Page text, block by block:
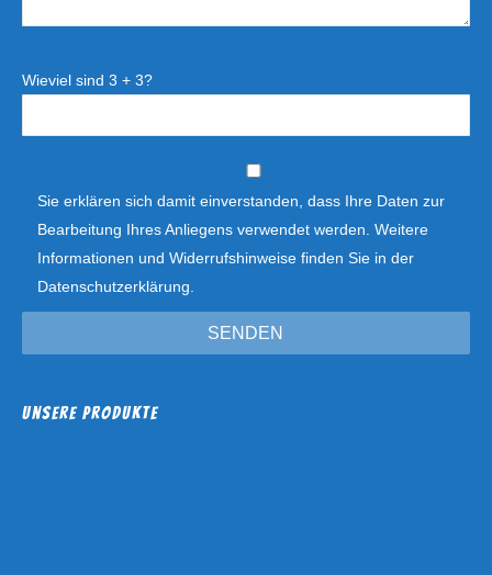
Wieviel sind 3 + 3?
Sie erklären sich damit einverstanden, dass Ihre Daten zur
Bearbeitung Ihres Anliegens verwendet werden. Weitere
Informationen und Widerrufshinweise finden Sie in der
Datenschutzerklärung
Unsere Produkte